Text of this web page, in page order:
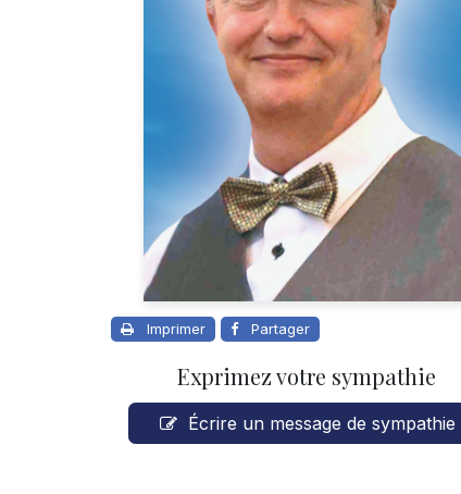
Imprimer Partager
Exprimez votre sympathie
Écrire un message de sympathie